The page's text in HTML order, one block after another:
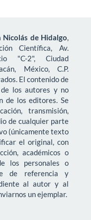
Nicolás de Hidalgo,
Científica, Av.
"C-2", Ciudad
México, C.P.
El contenido de
los autores y no
de los editores. Se
transmisión,
de cualquier parte
(únicamente texto
el original, con
académicos o
los personales o
de referencia y
al autor y al
un ejemplar.